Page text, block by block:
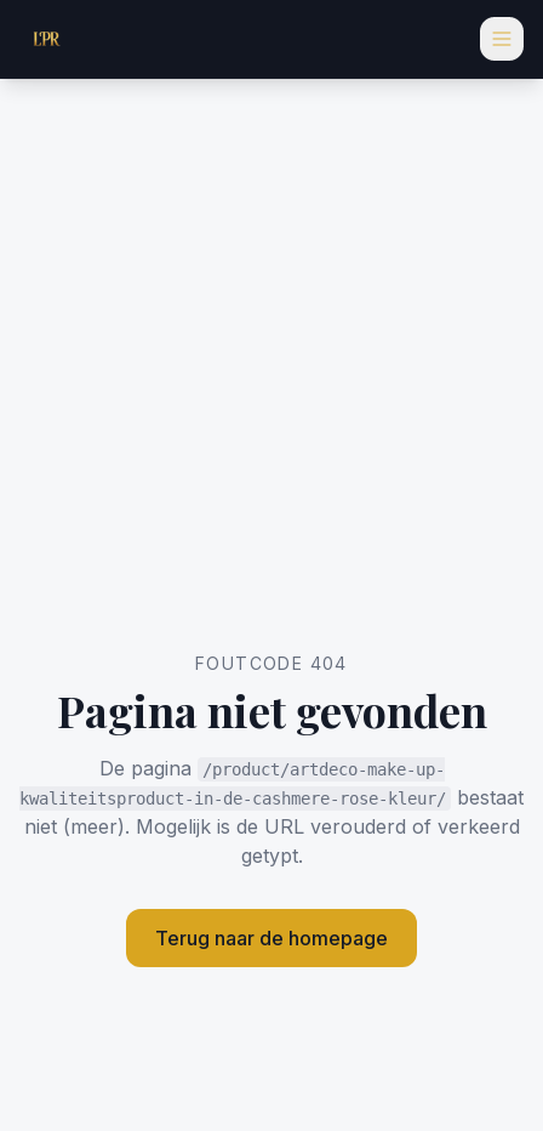
FOUTCODE 404
Pagina niet gevonden
De pagina
/product/artdeco-make-up-
kwaliteitsproduct-in-de-cashmere-rose-kleur/
bestaat
niet (meer). Mogelijk is de URL verouderd of verkeerd
getypt.
Terug naar de homepage